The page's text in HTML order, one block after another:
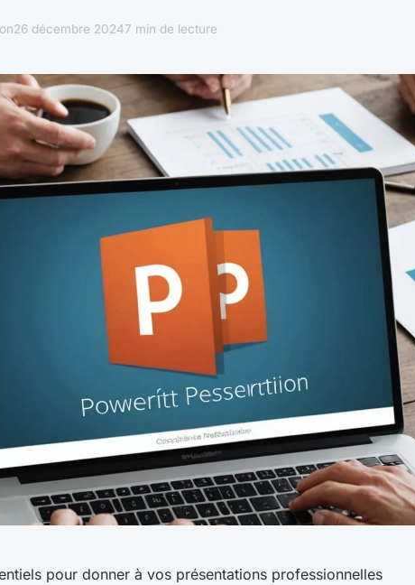
26 décembre 20247 min de lecture
pour donner à vos présentations professionnelles